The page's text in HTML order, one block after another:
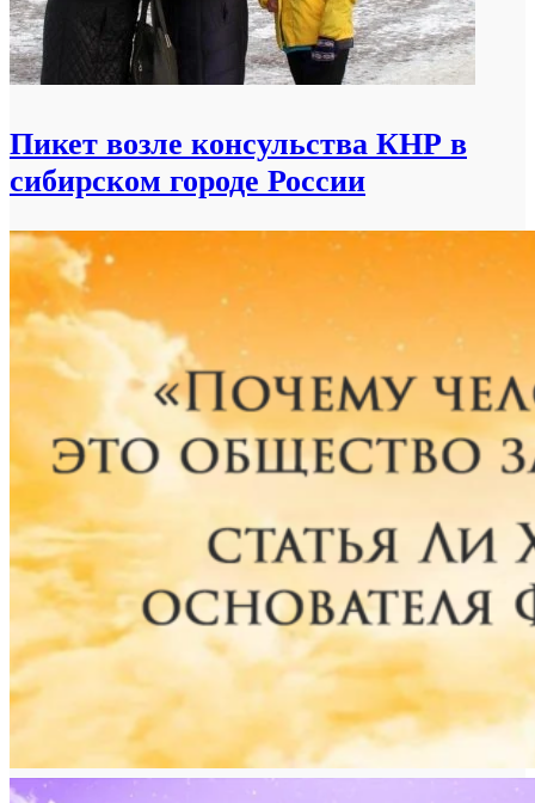
Пикет возле консульства КНР в
сибирском городе России